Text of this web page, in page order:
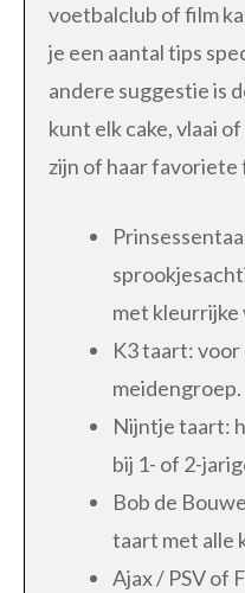
voetbalclub of film
je een aantal tips
andere suggestie is
kunt elk cake, vlaai
zijn of haar favoriete
met
K3 taart: voor
meidengroep.
Nijntje taart:
bij 1- of 2-
Bob de
taart met alle
Ajax / PSV of